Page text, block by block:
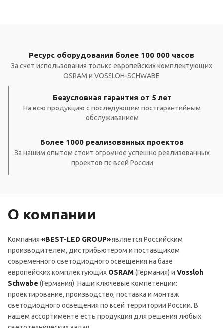
Ресурс оборудования более 100 000 часов
За счет использования только европейских комплектующих
OSRAM и VOSSLOH-SCHWABE
Безусловная гарантия от 5 лет
На всю продукцию с последующим постгарантийным
обслуживанием
Более 1000 реализованных проектов
За нашим опытом стоит огромное успешно реализованных
проектов по всей России
О компании
Компания «BEST-LED GROUP»является Российским
производителем, дистрибьютером и поставщиком
современного светодиодного освещения на базе
европейских комплектующих OSRAM(Германия) и Vossloh
Schwabe (Германия). Наши ключевые компетенции:
проектирование, производство, поставка и монтаж
светодиодного освещения по всей территории России. В
нашем ассортименте есть продукция для решения любых